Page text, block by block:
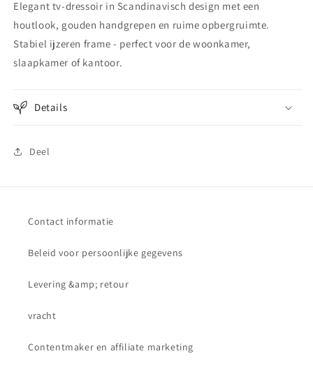
Elegant tv-dressoir in Scandinavisch design met een
houtlook, gouden handgrepen en ruime opbergruimte.
Stabiel ijzeren frame - perfect voor de woonkamer,
slaapkamer of kantoor.
Details
Deel
Contact informatie
Beleid voor persoonlijke gegevens
Levering &amp; retour
vracht
Contentmaker en affiliate marketing